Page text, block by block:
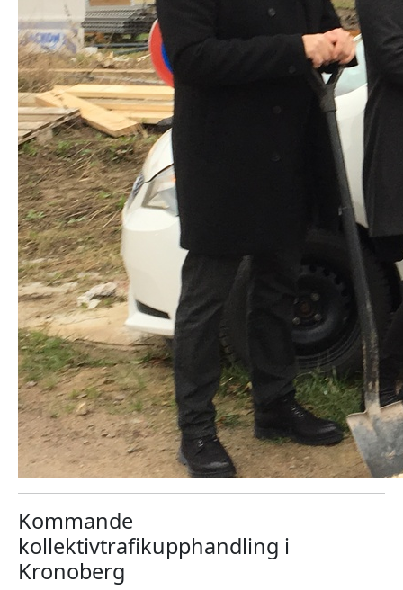
Kommande
kollektivtrafikupphandling i
Kronoberg